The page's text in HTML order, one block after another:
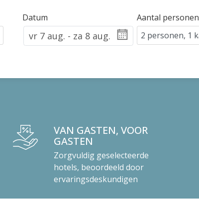
Datum Aantal personen
VAN GASTEN, VOOR
GASTEN
Zorgvuldig geselecteerde
hotels, beoordeeld door
ervaringsdeskundigen